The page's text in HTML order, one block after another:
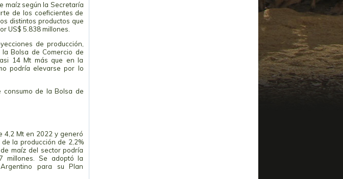
maíz según la Secretaría
de los coeficientes de
distintos productos que
US$ 5.838 millones.
de producción,
Bolsa de Comercio de
14 Mt más que en la
podría elevarse por lo
consumo de la Bolsa de
4,2 Mt en 2022 y generó
la producción de 2,2%
maíz del sector podría
millones. Se adoptó la
para su Plan